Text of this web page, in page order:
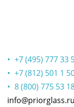
+7 (495) 777 33
+7 (812) 501 1
8 (800) 775 53
info@priorglass.ru